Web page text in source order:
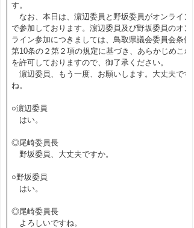
す。
なお、本日は、濵辺委員と野坂委員がオンライン
で参加しております。濵辺委員及び野坂委員のオン
ライン参加につきましては、鳥取県議会委員会条例
第10条の２第２項の規定に基づき、あらかじめこれ
を許可しておりますので、御了承ください。
濵辺委員、もう一度、お願いします。大丈夫です
ね。
○濵辺委員
はい。
◎尾崎委員長
野坂委員、大丈夫ですか。
○野坂委員
はい。
◎尾崎委員長
よろしいですね。